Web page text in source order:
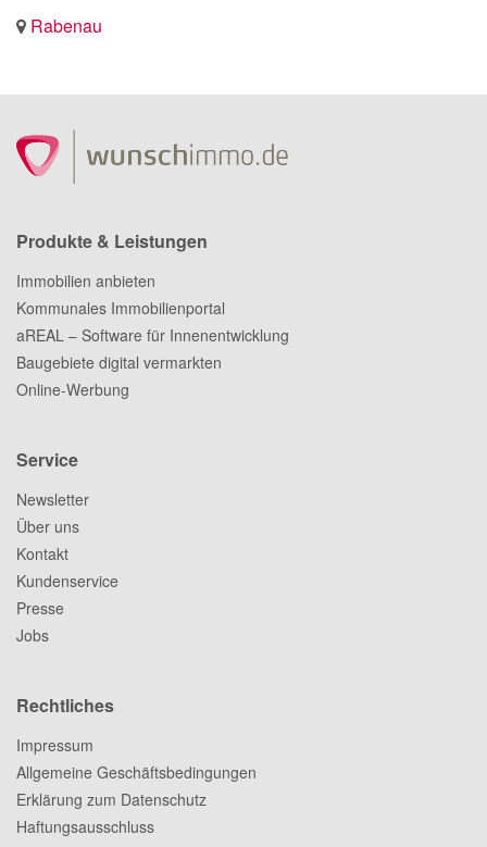
Rabenau
Produkte & Leistungen
Immobilien anbieten
Kommunales Immobilienportal
aREAL – Software für Innenentwicklung
Baugebiete digital vermarkten
Online-Werbung
Service
Newsletter
Über uns
Kontakt
Kundenservice
Presse
Jobs
Rechtliches
Impressum
Allgemeine Geschäftsbedingungen
Erklärung zum Datenschutz
Haftungsausschluss